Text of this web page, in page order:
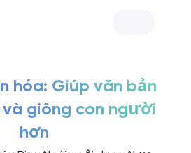
hóa: Giúp văn bản
giống con người
hơn